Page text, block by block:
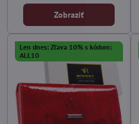
Zobraziť
Len dnes: Zľava 10% s kódom:
ALL10